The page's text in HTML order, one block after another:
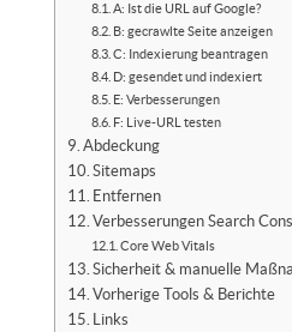
A: Ist die URL auf Google?
B: gecrawlte Seite anzeigen
C: Indexierung beantragen
D: gesendet und indexiert
E: Verbesserungen
F: Live-URL testen
Abdeckung
Sitemaps
Entfernen
Verbesserungen Search
Core Web Vitals
Sicherheit & manuelle
Vorherige Tools & Berichte
Links